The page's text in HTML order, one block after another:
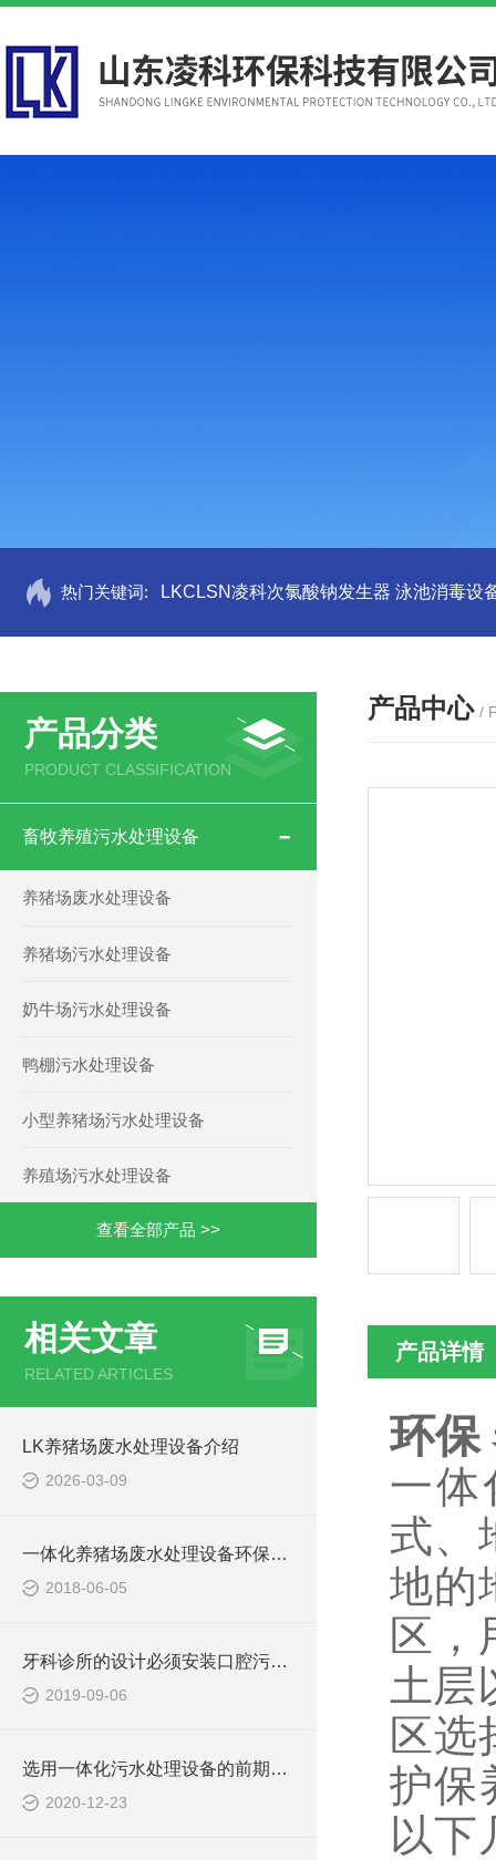
热门关键词: LKCLSN凌科次氯酸钠发生器 泳池消毒设
产品分类
PRODUCT CLASSIFICATION
畜牧养殖污水处理设备
养猪场废水处理设备
养猪场污水处理设备
奶牛场污水处理设备
鸭棚污水处理设备
小型养猪场污水处理设备
养殖场污水处理设备
查看全部产品 >>
相关文章
RELATED ARTICLES
LK养猪场废水处理设备介绍
2026-03-09
一体化养猪场废水处理设备环保局新要求
2018-06-05
牙科诊所的设计必须安装口腔污水处理设备
2019-09-06
选用一体化污水处理设备的前期准备工作
2020-12-23
产品中心 /
产品详情
环保
一体
式、
地的
区，
土层
区选
护保
以下